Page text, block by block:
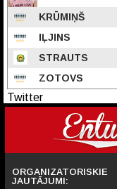
KRŪMIŅŠ
IĻJINS
STRAUTS
ZOTOVS
Twitter
ORGANIZATORISKIE
JAUTĀJUMI: